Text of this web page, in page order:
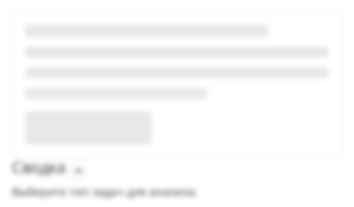
Сводка
Выберите тип задач для анализа: